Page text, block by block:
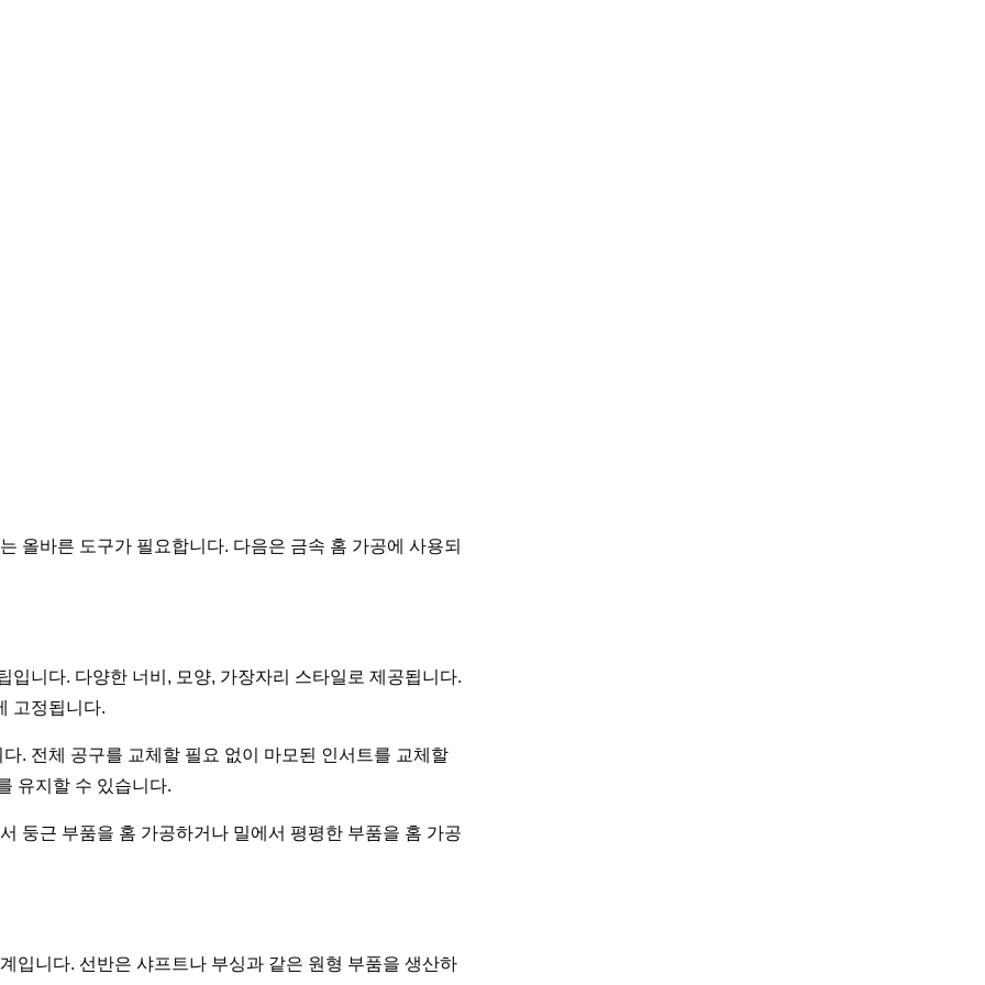
올바른 도구가 필요합니다. 다음은 금속 홈 가공에 사용되
니다. 다양한 너비, 모양, 가장자리 스타일로 제공됩니다.
고정됩니다.
. 전체 공구를 교체할 필요 없이 마모된 인서트를 교체할
유지할 수 있습니다.
둥근 부품을 홈 가공하거나 밀에서 평평한 부품을 홈 가공
입니다. 선반은 샤프트나 부싱과 같은 원형 부품을 생산하